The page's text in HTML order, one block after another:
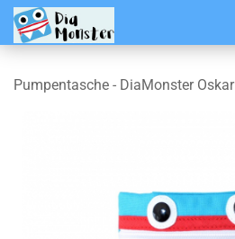
Pumpentasche - DiaMonster Oskar